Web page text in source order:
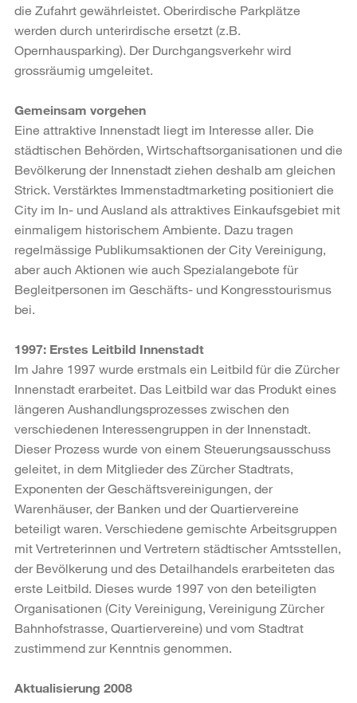
die Zufahrt gewährleistet. Oberirdische Parkplätze
werden durch unterirdische ersetzt (z.B.
Opernhausparking). Der Durchgangsverkehr wird
grossräumig umgeleitet.
Gemeinsam vorgehen
Eine attraktive Innenstadt liegt im Interesse aller. Die
städtischen Behörden, Wirtschaftsorganisationen und die
Bevölkerung der Innenstadt ziehen deshalb am gleichen
Strick. Verstärktes Immenstadtmarketing positioniert die
City im In- und Ausland als attraktives Einkaufsgebiet mit
einmaligem historischem Ambiente. Dazu tragen
regelmässige Publikumsaktionen der City Vereinigung,
aber auch Aktionen wie auch Spezialangebote für
Begleitpersonen im Geschäfts- und Kongresstourismus
bei.
1997: Erstes Leitbild Innenstadt
Im Jahre 1997 wurde erstmals ein Leitbild für die Zürcher
Innenstadt erarbeitet. Das Leitbild war das Produkt eines
längeren Aushandlungsprozesses zwischen den
verschiedenen Interessengruppen in der Innenstadt.
Dieser Prozess wurde von einem Steuerungsausschuss
geleitet, in dem Mitglieder des Zürcher Stadtrats,
Exponenten der Geschäftsvereinigungen, der
Warenhäuser, der Banken und der Quartiervereine
beteiligt waren. Verschiedene gemischte Arbeitsgruppen
mit Vertreterinnen und Vertretern städtischer Amtsstellen,
der Bevölkerung und des Detailhandels erarbeiteten das
erste Leitbild. Dieses wurde 1997 von den beteiligten
Organisationen (City Vereinigung, Vereinigung Zürcher
Bahnhofstrasse, Quartiervereine) und vom Stadtrat
zustimmend zur Kenntnis genommen.
Aktualisierung 2008